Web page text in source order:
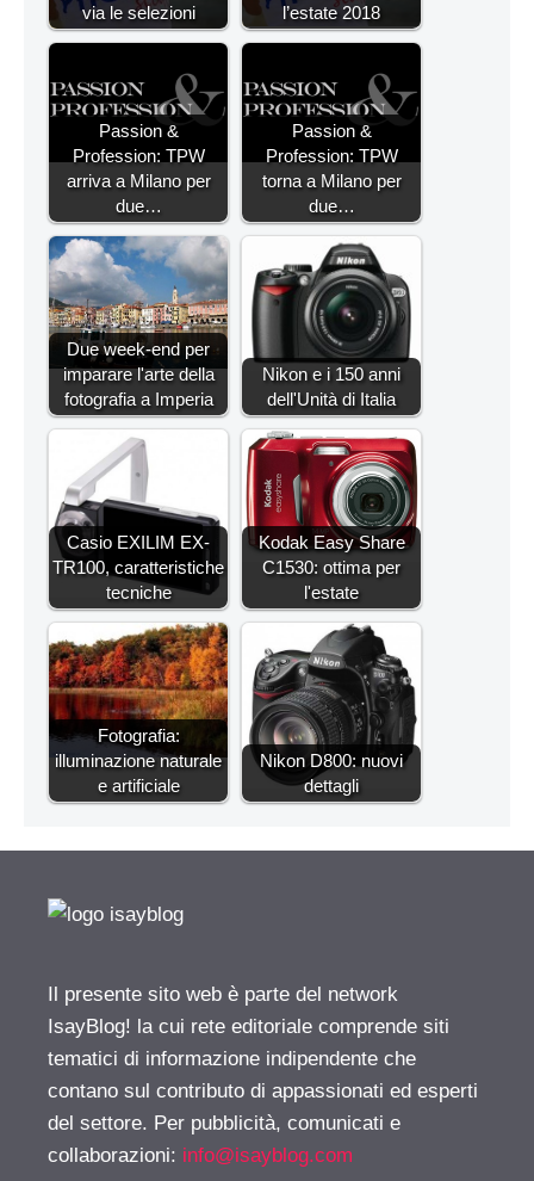
via le selezioni
l’estate 2018
Passion &
Profession: TPW
arriva a Milano per
due…
Passion &
Profession: TPW
torna a Milano per
due…
Due week-end per
imparare l'arte della
fotografia a Imperia
Nikon e i 150 anni
dell'Unità di Italia
Casio EXILIM EX-
TR100, caratteristiche
tecniche
Kodak Easy Share
C1530: ottima per
l'estate
Fotografia:
illuminazione naturale
e artificiale
Nikon D800: nuovi
dettagli
Il presente sito web è parte del network
IsayBlog! la cui rete editoriale comprende siti
tematici di informazione indipendente che
contano sul contributo di appassionati ed esperti
del settore. Per pubblicità, comunicati e
collaborazioni: info@isayblog.com